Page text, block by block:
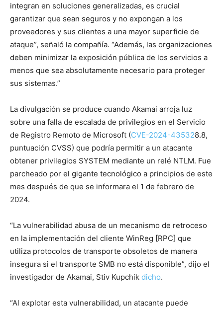
integran en soluciones generalizadas, es crucial
garantizar que sean seguros y no expongan a los
proveedores y sus clientes a una mayor superficie de
ataque”, señaló la compañía. “Además, las organizaciones
deben minimizar la exposición pública de los servicios a
menos que sea absolutamente necesario para proteger
sus sistemas.”
La divulgación se produce cuando Akamai arroja luz
sobre una falla de escalada de privilegios en el Servicio
de Registro Remoto de Microsoft (CVE-2024-435328.8,
puntuación CVSS) que podría permitir a un atacante
obtener privilegios SYSTEM mediante un relé NTLM. Fue
parcheado por el gigante tecnológico a principios de este
mes después de que se informara el 1 de febrero de
2024.
“La vulnerabilidad abusa de un mecanismo de retroceso
en la implementación del cliente WinReg [RPC] que
utiliza protocolos de transporte obsoletos de manera
insegura si el transporte SMB no está disponible”, dijo el
investigador de Akamai, Stiv Kupchik dicho.
“Al explotar esta vulnerabilidad, un atacante puede